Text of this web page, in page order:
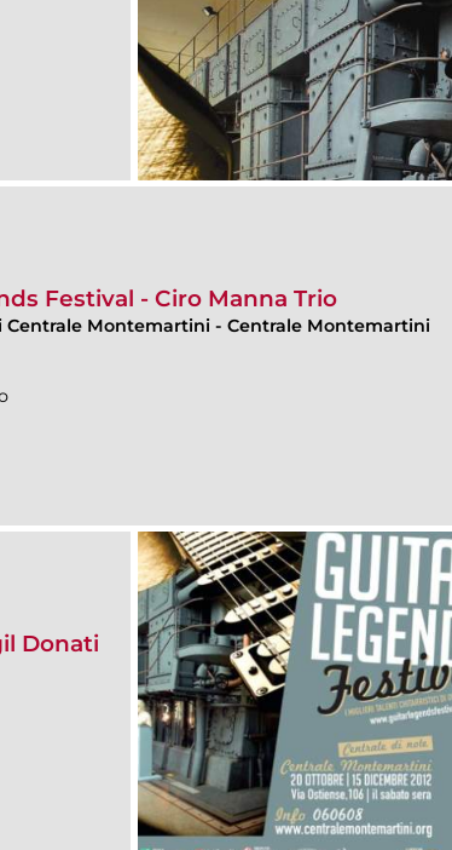
Festival - Ciro Manna Trio
Centrale Montemartini - Centrale Montemartini
Donati